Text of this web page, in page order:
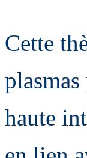
Cette
haute